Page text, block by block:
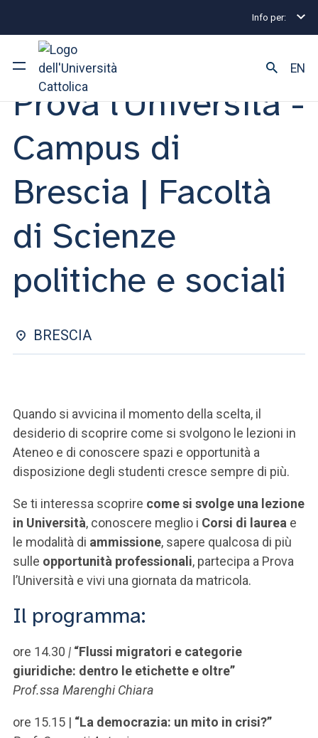
Info per:
Ateneo
Corsi di studio
Ricerca
Facoltà e campus
SEI UNO STUDENTE ISCRITTO?
SEI UN DOCENTE O UN MEMBRO DELLO STAFF
EN
Orientamento
INCONTRO | 14 MARZO 2025
Prova l'Università -
Campus di
Brescia | Facoltà
di Scienze
politiche e sociali
BRESCIA
Quando si avvicina il momento della scelta, il
desiderio di scoprire come si svolgono le lezioni in
Ateneo e di conoscere spazi e opportunità a
disposizione degli studenti cresce sempre di più.
Se ti interessa scoprire come si svolge una lezione
in Università, conoscere meglio i Corsi di laurea e
le modalità di ammissione, sapere qualcosa di più
sulle opportunità professionali, partecipa a Prova
l’Università e vivi una giornata da matricola.
Il programma:
ore 14.30 | “Flussi migratori e categorie
giuridiche: dentro le etichette e oltre”
Prof.ssa Marenghi Chiara
ore 15.15 | “La democrazia: un mito in crisi?”